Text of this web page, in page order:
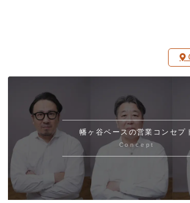
幡ヶ谷ベースの営業コンセプ
Concept